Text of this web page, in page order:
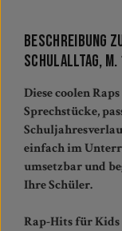
Beschreibung
Schulalltag, m.
Diese coolen
Sprechstücke,
einfach im
umsetzbar und
Ihre Schüler.
Rap-Hits für Kids